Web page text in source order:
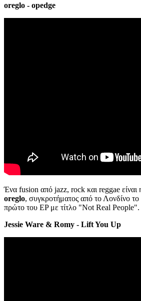
oreglo - opedge
Ένα fusion από jazz, rock και reggae είναι
oreglo, συγκροτήματος από το Λονδίνο
πρώτο του EP με τίτλο "Not Real People".
Jessie Ware & Romy - Lift You Up